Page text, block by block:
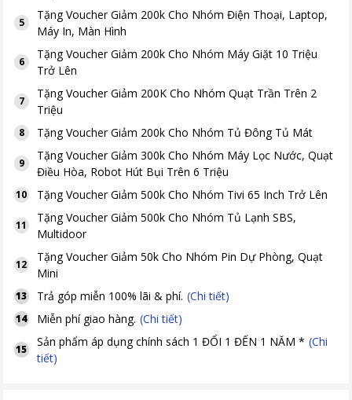
5
TặngVoucher Giảm 200k Cho Nhóm Điện Thoại, Laptop,
Máy In, Màn Hình
6
TặngVoucher Giảm 200k Cho Nhóm Máy Giặt 10 Triệu
Trở Lên
7
TặngVoucher Giảm 200K Cho Nhóm Quạt Trần Trên 2
Triệu
8 TặngVoucher Giảm 200k Cho Nhóm Tủ Đông Tủ Mát
9
TặngVoucher Giảm 300k Cho Nhóm Máy Lọc Nước, Quạt
Điều Hòa, Robot Hút Bụi Trên 6 Triệu
10 TặngVoucher Giảm 500k Cho Nhóm Tivi 65 Inch Trở Lên
11
TặngVoucher Giảm 500k Cho Nhóm Tủ Lạnh SBS,
Multidoor
12
TặngVoucher Giảm 50k Cho Nhóm Pin Dự Phòng, Quạt
Mini
13 Trả góp miễn 100% lãi & phí. (Chi tiết)
14 Miễn phí giao hàng. (Chi tiết)
15
Sản phẩm áp dụng chính sách 1 ĐỔI 1 ĐẾN 1 NĂM * (Chi
tiết)